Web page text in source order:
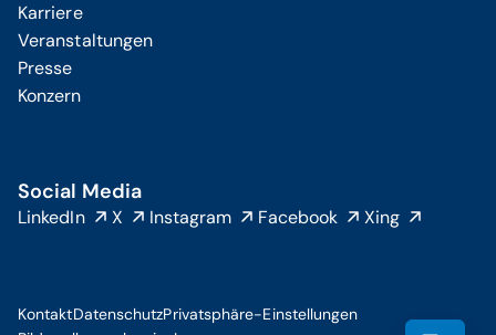
Karriere
Veranstaltungen
Presse
Konzern
Social Media
LinkedIn X Instagram Facebook Xing
KontaktDatenschutzPrivatsphäre-Einstellungen